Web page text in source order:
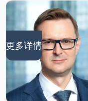
更多详情